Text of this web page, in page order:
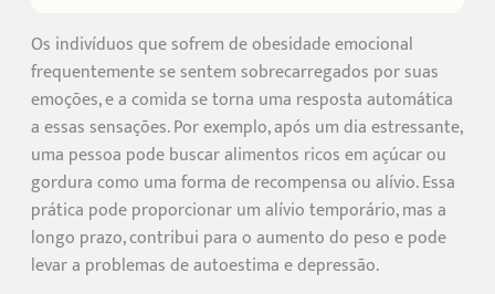
Os indivíduos que sofrem de obesidade emocional
frequentemente se sentem sobrecarregados por suas
emoções, e a comida se torna uma resposta automática
a essas sensações. Por exemplo, após um dia estressante,
uma pessoa pode buscar alimentos ricos em açúcar ou
gordura como uma forma de recompensa ou alívio. Essa
prática pode proporcionar um alívio temporário, mas a
longo prazo, contribui para o aumento do peso e pode
levar a problemas de autoestima e depressão.